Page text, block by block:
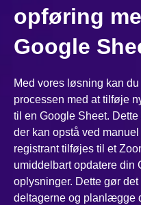
opføring
Google
Med vores løsning kan
processen med at tilføje
til en Google Sheet.
der kan opstå ved
registrant tilføjes til et
umiddelbart opdatere din
oplysninger. Dette gør
deltagerne og planlægge